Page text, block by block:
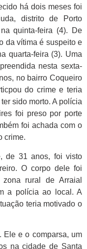
há dois meses foi
distrito de Porto
quinta-feira (4). De
da vítima é suspeito e
quarta-feira (3). Uma
nesta sexta-
no bairro Coqueiro
do crime e teria
sido morto. A polícia
foi preso por porte
foi achada com o
crime.
de 31 anos, foi visto
O corpo dele foi
rural de Arraial
a polícia ao local. A
teria motivado o
Ele e o comparsa, um
na cidade de Santa